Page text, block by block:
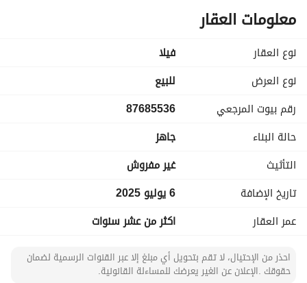
السعر: 3 مليون و500 الف ريال
المميزات:
- دور + دور + ملحق
- مدخل سيارة خاص لكل دور
- توفر الماء
- توفر الكهرباء
معلومات العقار
نوع العقار
فیلا
نوع العرض
للبيع
رقم بيوت المرجعي
87685536
حالة البناء
جاهز
التأثيث
غير مفروش
تاريخ الإضافة
6 يوليو 2025
عمر العقار
اكثر من عشر سنوات
احذر من الإحتيال، لا تقم بتحويل أي مبلغ إلا عبر القنوات الرسمية لضمان
حقوقك .الإعلان عن الغير يعرضك للمساءلة القانونية.